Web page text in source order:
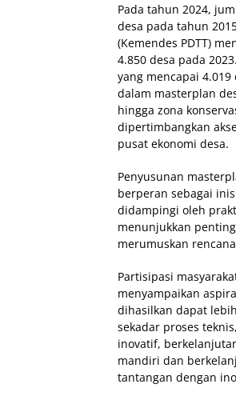
Pada tahun 2024,
desa pada tahun
(Kemendes PDTT)
4.850 desa pada
yang mencapai
dalam masterplan
hingga zona
dipertimbangkan
pusat ekonomi desa.
Penyusunan
berperan sebagai
didampingi oleh
menunjukkan
merumuskan
Partisipasi
menyampaikan
dihasilkan dapat
sekadar proses
inovatif,
mandiri dan
tantangan dengan